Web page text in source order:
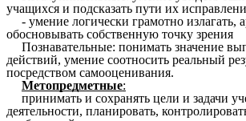
учащихся и подсказать пути их
- умение логически грамотно излагать,
обосновывать собственную точку зрения
Познавательные: понимать значение
действий, умение соотносить реальный
посредством самооценивания.
Метопредметные:
принимать и сохранять цели и задачи
деятельности, планировать,